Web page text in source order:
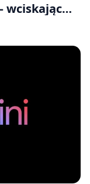
wciskając
RAM po